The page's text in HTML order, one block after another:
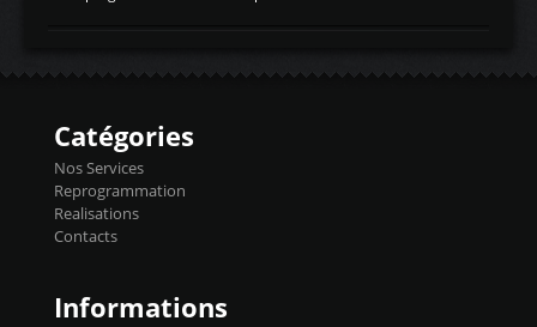
d'admissiontemp ex. pour atmo -30- 80°C
temperaturetemperature ldr moteurtemp
Injecteurs + Flashpro 1370€ TTC Le
précise et performante. Vous pourrez
basculer de la carto sans plomb à Ethanol à
l'aide du flashpro OPTION ECONOMIQUES
Reprog SP 98 sur le calculateur d'origine
450€ TTC Un gain d'environ 10cv et 15nm
Catégories
Nos Services
Reprogrammation
Realisations
Contacts
Informations